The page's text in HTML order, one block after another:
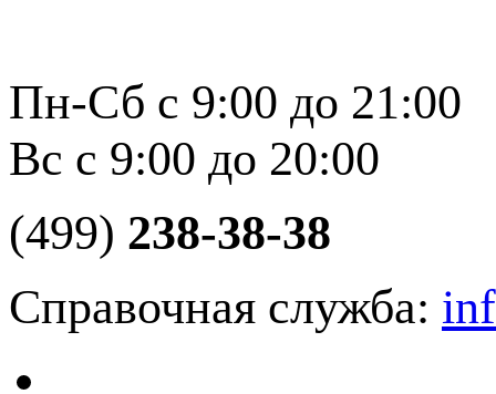
Пн-Сб с 9:00 до 21:00
Вс с 9:00 до 20:00
(499) 238-38-38
Справочная служба: